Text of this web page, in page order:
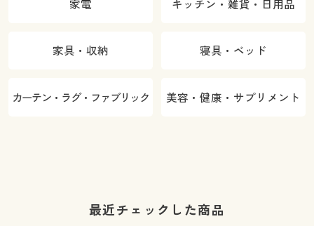
家電 キッチン・雑貨・日用品
家具・収納 寝具・ベッド
カーテン・ラグ・ファブリック 美容・健康・サプリメント
最近チェックした商品